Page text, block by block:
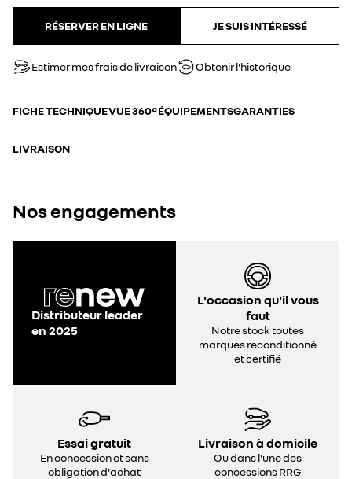
RÉSERVER EN LIGNE JE SUIS INTÉRESSÉ
Estimer mes frais de livraison Obtenir l'historique
FICHE TECHNIQUEVUE 360°ÉQUIPEMENTSGARANTIES
LIVRAISON
Nos engagements
Distributeur leader
en 2025
L'occasion qu'il vous
faut
Notre stock toutes
marques reconditionné
et certifié
Essai gratuit
En concession et sans
obligation d'achat
Livraison à domicile
Ou dans l'une des
concessions RRG